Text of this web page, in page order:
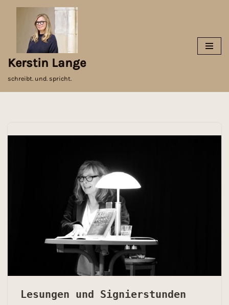
springen
Kerstin Lange
schreibt. und. spricht.
Lesungen und Signierstunden